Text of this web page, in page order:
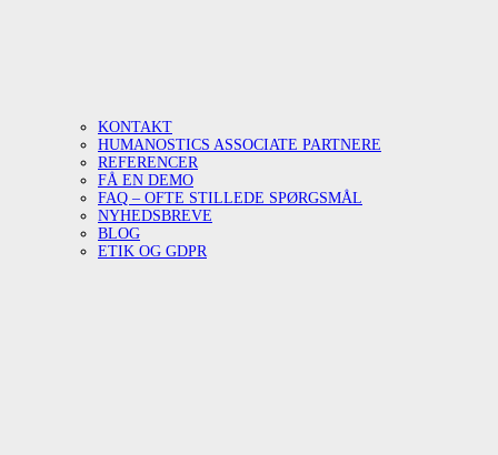
KONTAKT
HUMANOSTICS ASSOCIATE PARTNERE
REFERENCER
FÅ EN DEMO
FAQ – OFTE STILLEDE SPØRGSMÅL
NYHEDSBREVE
BLOG
ETIK OG GDPR